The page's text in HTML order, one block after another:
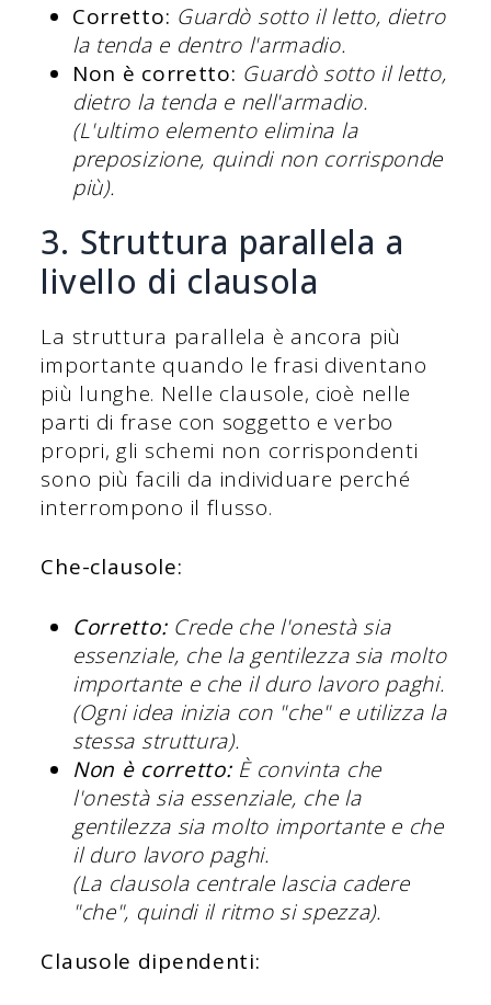
Corretto: Guardò sotto il letto, dietro
la tenda e dentro l'armadio.
Non è corretto: Guardò sotto il letto,
dietro la tenda e nell'armadio.
(L'ultimo elemento elimina la
preposizione, quindi non corrisponde
più).
3. Struttura parallela a
livello di clausola
La struttura parallela è ancora più
importante quando le frasi diventano
più lunghe. Nelle clausole, cioè nelle
parti di frase con soggetto e verbo
propri, gli schemi non corrispondenti
sono più facili da individuare perché
interrompono il flusso.
Che-clausole:
Corretto:Crede che l'onestà sia
essenziale, che la gentilezza sia molto
importante e che il duro lavoro paghi.
(Ogni idea inizia con "che" e utilizza la
stessa struttura).
Non è corretto:È convinta che
l'onestà sia essenziale, che la
gentilezza sia molto importante e che
il duro lavoro paghi.
(La clausola centrale lascia cadere
"che", quindi il ritmo si spezza).
Clausole dipendenti: